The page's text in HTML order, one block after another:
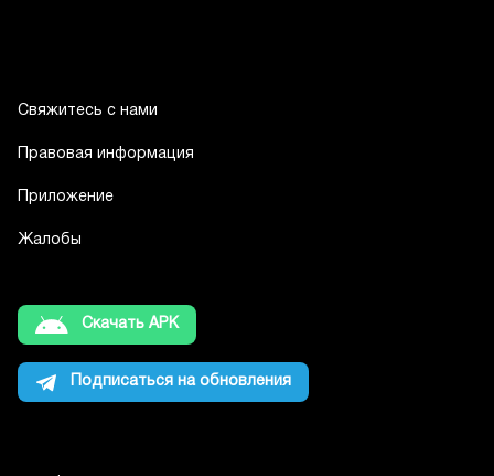
Свяжитесь с нами
Правовая информация
Приложение
Жалобы
Скачать APK
Подписаться на обновления